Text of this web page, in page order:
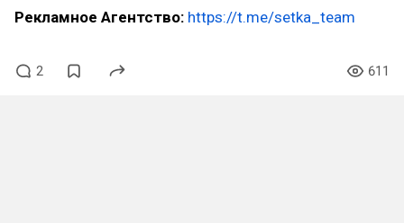
Рекламное Агентство: https://t.me/setka_team
2 611